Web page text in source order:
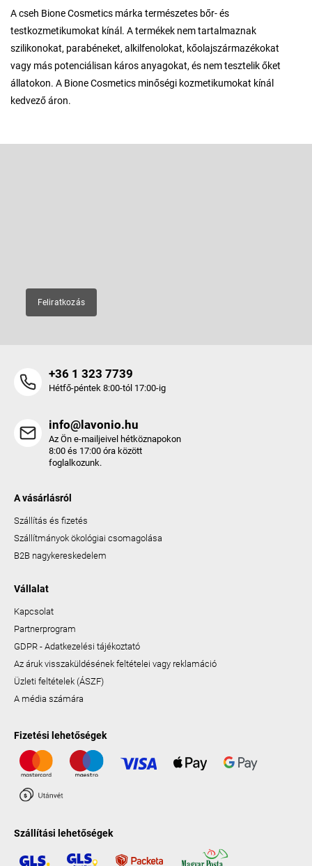
A cseh Bione Cosmetics márka természetes bőr- és
testkozmetikumokat kínál. A termékek nem tartalmaznak
szilikonokat, parabéneket, alkilfenolokat, kőolajszármazékokat
vagy más potenciálisan káros anyagokat, és nem tesztelik őket
állatokon. A Bione Cosmetics minőségi kozmetikumokat kínál
kedvező áron.
Feliratkozás
+36 1 323 7739
Hétfő-péntek 8:00-tól 17:00-ig
info@lavonio.hu
Az Ön e-mailjeivel hétköznapokon
8:00 és 17:00 óra között
foglalkozunk.
A vásárlásról
Szállítás és fizetés
Szállítmányok ökológiai csomagolása
B2B nagykereskedelem
Vállalat
Kapcsolat
Partnerprogram
GDPR - Adatkezelési tájékoztató
Az áruk visszaküldésének feltételei vagy reklamáció
Üzleti feltételek (ÁSZF)
A média számára
Fizetési lehetőségek
Szállítási lehetőségek